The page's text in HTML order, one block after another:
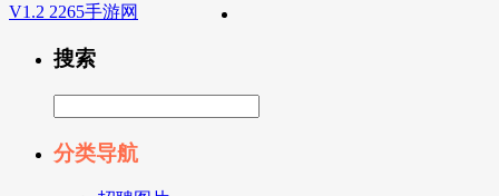
V1.2 2265手游网
搜索
分类导航